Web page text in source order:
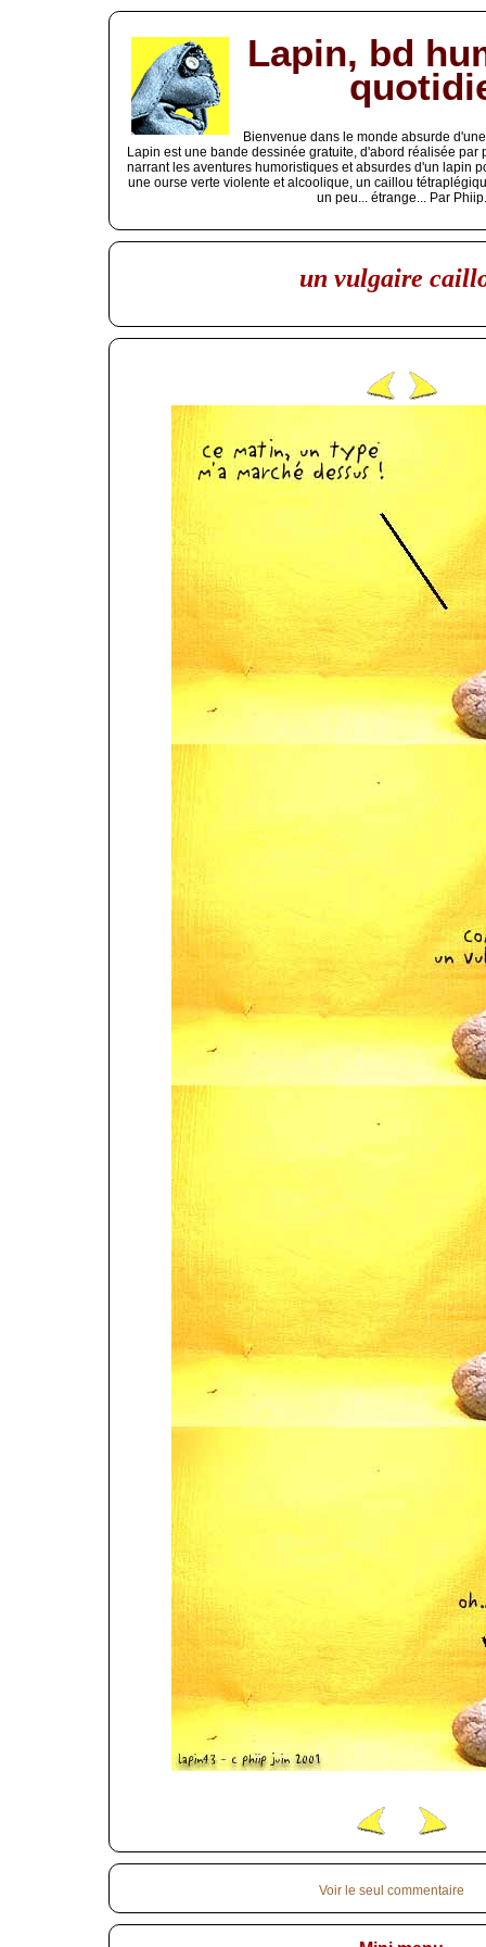
Lapin, bd
Bienvenue dans le monde absurde
Lapin est une bande dessinée gratuite, d'abord réalisée par
narrant les aventures humoristiques et absurdes d'un lapin
une ourse verte violente et alcoolique, un caillou
un peu... étrange... Par Phiip.
un vulgaire
Voir le seul commentaire